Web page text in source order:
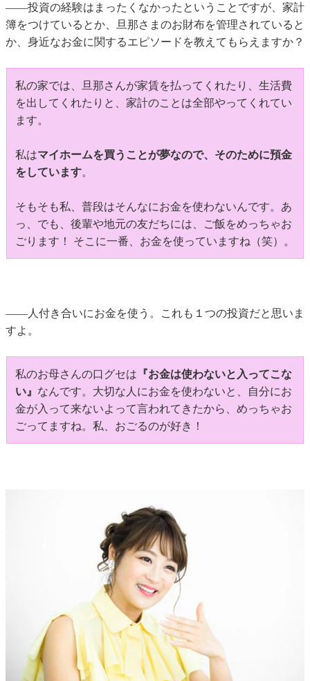
――投資の経験はまったくなかったということですが、家計
簿をつけているとか、旦那さまのお財布を管理されていると
か、身近なお金に関するエピソードを教えてもらえますか？
私の家では、旦那さんが家賃を払ってくれたり、生活費
を出してくれたりと、家計のことは全部やってくれてい
ます。
私はマイホームを買うことが夢なので、そのために預金
をしています。
そもそも私、普段はそんなにお金を使わないんです。あ
っ、でも、後輩や地元の友だちには、ご飯をめっちゃお
ごります！ そこに一番、お金を使っていますね（笑）。
――人付き合いにお金を使う。これも１つの投資だと思いま
すよ。
私のお母さんの口グセは 『お金は使わないと入ってこな
い』 なんです。大切な人にお金を使わないと、自分にお
金が入って来ないよって言われてきたから、めっちゃお
ごってますね。私、おごるのが好き！